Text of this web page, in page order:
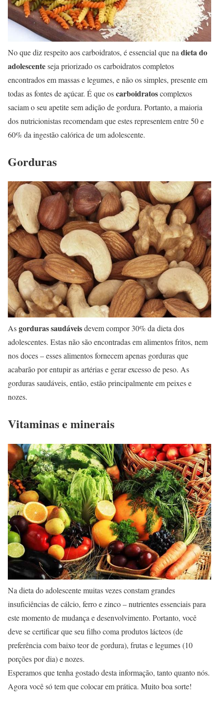
No que diz respeito aos carboidratos, é essencial que na dieta do
adolescenteseja priorizado os carboidratos completos
encontrados em massas e legumes, e não os simples, presente em
todas as fontes de açúcar. É que oscarboidratoscomplexos
saciam o seu apetite sem adição de gordura. Portanto, a maioria
dos nutricionistas recomendam que estes representem entre 50 e
60% da ingestão calórica de um adolescente.
Gorduras
Asgorduras saudáveisdevem compor 30% da dieta dos
adolescentes. Estas não são encontradas em alimentos fritos, nem
nos doces – esses alimentos fornecem apenas gorduras que
acabarão por entupir as artérias e gerar excesso de peso. As
gorduras saudáveis, então, estão principalmente em peixes e
nozes.
Vitaminas e minerais
Na dieta do adolescente muitas vezes constam grandes
insuficiências de cálcio, ferro e zinco – nutrientes essenciais para
este momento de mudança e desenvolvimento. Portanto, você
deve se certificar que seu filho coma produtos lácteos (de
preferência com baixo teor de gordura), frutas e legumes (10
porções por dia) e nozes.
Esperamos que tenha gostado desta informação, tanto quanto nós.
Agora você só tem que colocar em prática. Muito boa sorte!